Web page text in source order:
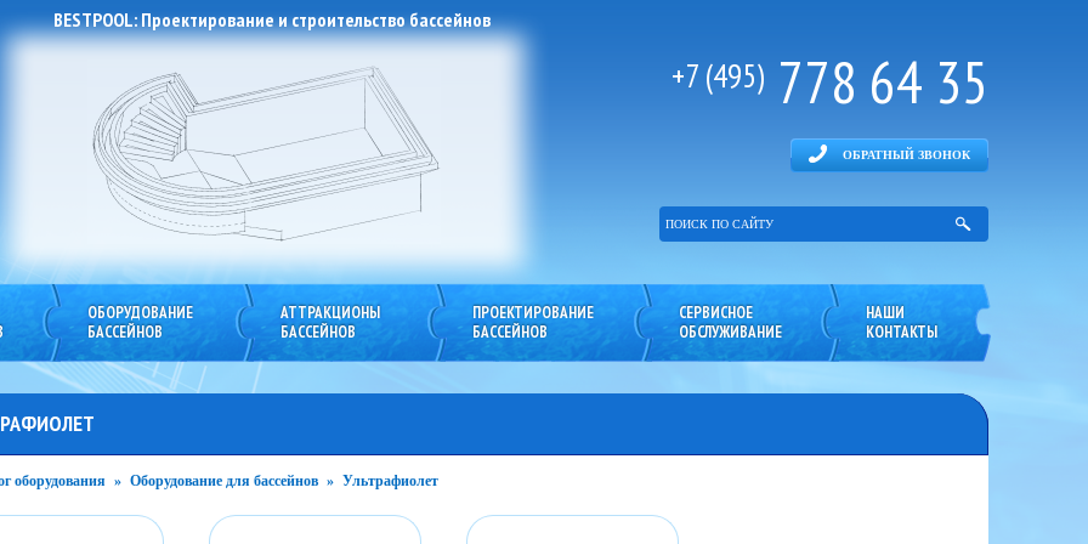
BESTPOOL: Проектирование и строительство бассейнов
next
+7 (495) 778 64 35
ОБРАТНЫЙ ЗВОНОК
ОБОРУДОВАНИЕ
БАССЕЙНОВ
АТТРАКЦИОНЫ
БАССЕЙНОВ
ПРОЕКТИРОВАНИЕ
БАССЕЙНОВ
СЕРВИСНОЕ
ОБСЛУЖИВАНИЕ
НАШИ
КОНТАКТЫ
оборудования » Оборудование для бассейнов » Ультрафиолет